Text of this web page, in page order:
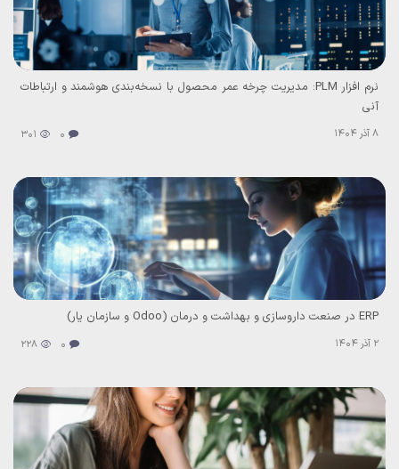
نرم افزار PLM: مدیریت چرخه عمر محصول با نسخه‌بندی هوشمند و ارتباطات
آنی
8 آذر 1404 0
301
ERP در صنعت داروسازی و بهداشت و درمان (Odoo و سازمان یار)
2 آذر 1404 0
228